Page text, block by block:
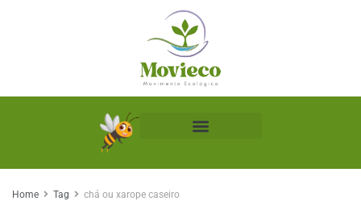
Home Tag chá ou xarope caseiro